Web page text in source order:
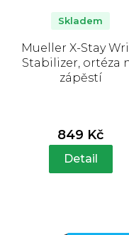
Mueller X-Stay
Stabilizer, ortéza
zápěstí
Skladem
849 Kč
Detail